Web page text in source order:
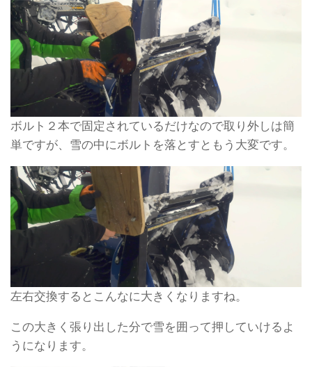
ボルト２本で固定されているだけなので取り外しは簡
単ですが、雪の中にボルトを落とすともう大変です。
左右交換するとこんなに大きくなりますね。
この大きく張り出した分で雪を囲って押していけるよ
うになります。